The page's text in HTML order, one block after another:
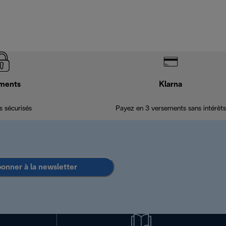
sécurisés
Klarna
Payez en 3 versements sans intérêts
à la newsletter